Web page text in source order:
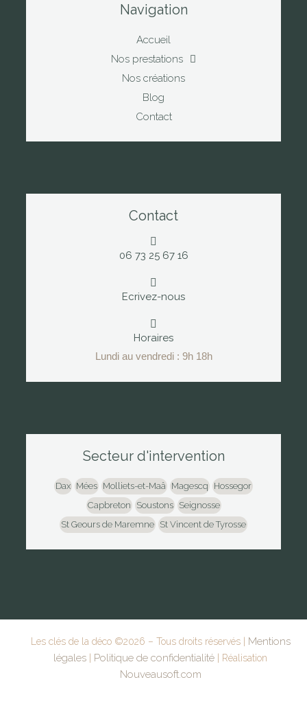
Navigation
Accueil
Nos prestations
Nos créations
Blog
Contact
Contact
06 73 25 67 16
Ecrivez-nous
Horaires
Lundi au vendredi : 9h 18h
Secteur d'intervention
Dax Mées Molliets-et-Maâ Magescq
Hossegor
Capbreton
Soustons
Seignosse
St Geours de Maremne St Vincent de Tyrosse
Les clés de la déco ©2026 – Tous droits réservés | Mentions
légales
Politique de confidentialité | Réalisation
Nouveausoft.com